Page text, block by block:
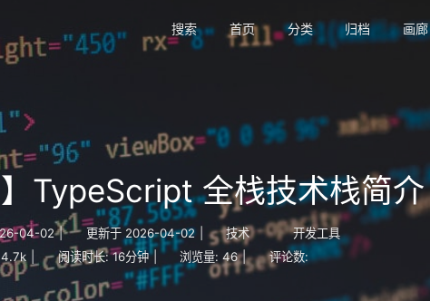
搜索 首页 分类 归档 画廊
TypeScript 全栈技术栈简介
04-02 | 更新于 2026-04-02 技术
开发工具
4.7k 阅读时长: 16分钟 | 浏览量: 46 | 评论数: